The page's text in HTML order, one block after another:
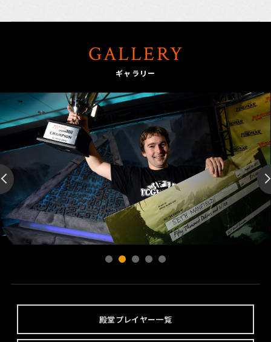
GALLERY
ギャラリー
殿堂プレイヤー一覧